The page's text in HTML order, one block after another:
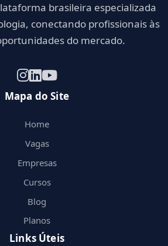
brasileira especializada
conectando profissionais às
do mercado.
Mapa do Site
Home
Vagas
Empresas
Cursos
Blog
Planos
Links Úteis